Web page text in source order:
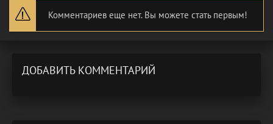
Комментариев еще нет. Вы можете стать первым!
ДОБАВИТЬ КОММЕНТАРИЙ